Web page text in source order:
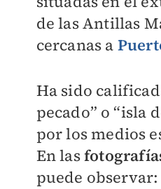
de las Antillas
cercanas a
Ha sido
pecado” o “isla
por los medios
En las
puede observar: